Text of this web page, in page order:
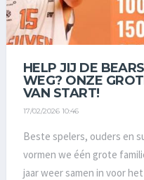
HELP JIJ DE
WEG? ONZE
VAN START!
17/02/2026 10:46
Beste spelers, ouders en
vormen we één grote
jaar weer samen in voor